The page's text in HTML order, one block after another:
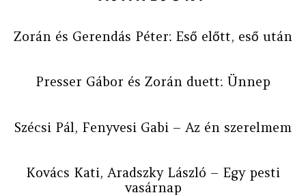
Zorán és Gerendás Péter: Eső előtt, eső után
Presser Gábor és Zorán duett: Ünnep
Szécsi Pál, Fenyvesi Gabi – Az én szerelmem
Kovács Kati, Aradszky László – Egy pesti
vasárnap